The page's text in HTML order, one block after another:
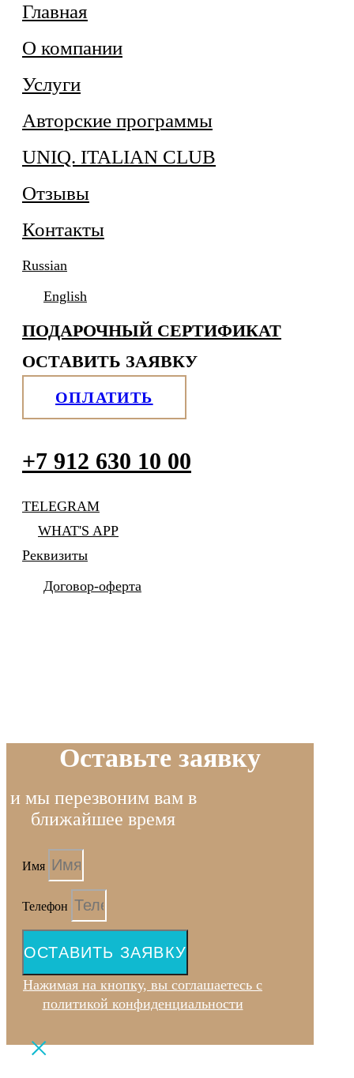
Главная
О компании
Услуги
Авторские программы
UNIQ. ITALIAN CLUB
Отзывы
Контакты
Russian
English
ПОДАРОЧНЫЙ СЕРТИФИКАТ
ОСТАВИТЬ ЗАЯВКУ
ОПЛАТИТЬ
+7 912 630 10 00
TELEGRAM
WHAT'S APP
Реквизиты
Договор-оферта
Оставьте заявку
и мы перезвоним вам в
ближайшее время
Имя
Телефон
ОСТАВИТЬ ЗАЯВКУ
Нажимая на кнопку, вы соглашаетесь с
политикой конфиденциальности